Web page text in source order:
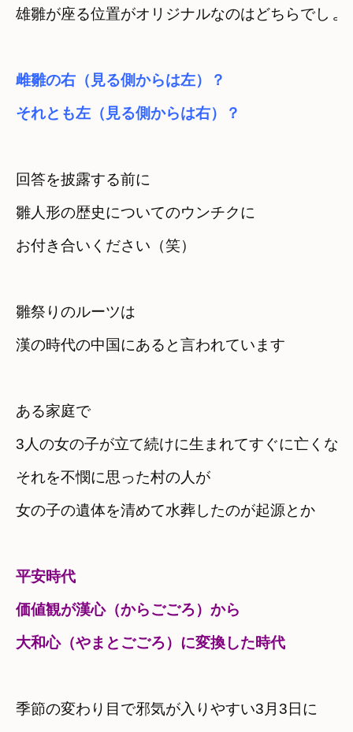
雌雛の右（見る側からは左）？
それとも左（見る側からは右）？
回答を披露する前に
雛人形の歴史についてのウンチクに
お付き合いください（笑）
雛祭りのルーツは
漢の時代の中国にあると言われています
ある家庭で
3人の女の子が立て続けに生まれてすぐに亡くな
それを不憫に思った村の人が
女の子の遺体を清めて水葬したのが起源とか
平安時代
価値観が漢心（からごごろ）から
大和心（やまとごごろ）に変換した時代
季節の変わり目で邪気が入りやすい3月3日に